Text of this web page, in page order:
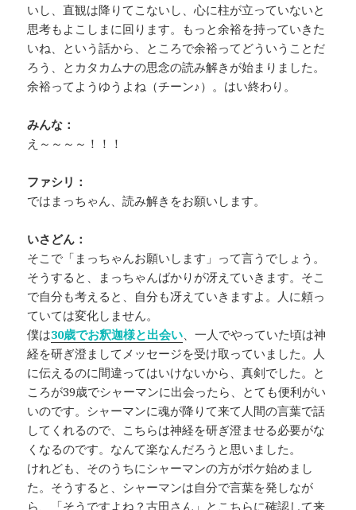
いし、直観は降りてこないし、心に柱が立っていないと
思考もよこしまに回ります。もっと余裕を持っていきた
いね、という話から、ところで余裕ってどういうことだ
ろう、とカタカムナの思念の読み解きが始まりました。
余裕ってようゆうよね（チーン♪）。はい終わり。
みんな：
え～～～～！！！
ファシリ：
ではまっちゃん、読み解きをお願いします。
いさどん：
そこで「まっちゃんお願いします」って言うでしょう。
そうすると、まっちゃんばかりが冴えていきます。そこ
で自分も考えると、自分も冴えていきますよ。人に頼っ
ていては変化しません。
僕は30歳でお釈迦様と出会い 、一人でやっていた頃は神
経を研ぎ澄ましてメッセージを受け取っていました。人
に伝えるのに間違ってはいけないから、真剣でした。と
ころが39歳でシャーマンに出会ったら、とても便利がい
いのです。シャーマンに魂が降りて来て人間の言葉で話
してくれるので、こちらは神経を研ぎ澄ませる必要がな
くなるのです。なんて楽なんだろうと思いました。
けれども、そのうちにシャーマンの方がボケ始めまし
た。そうすると、シャーマンは自分で言葉を発しなが
ら、「そうですよね？古田さん」とこちらに確認して来